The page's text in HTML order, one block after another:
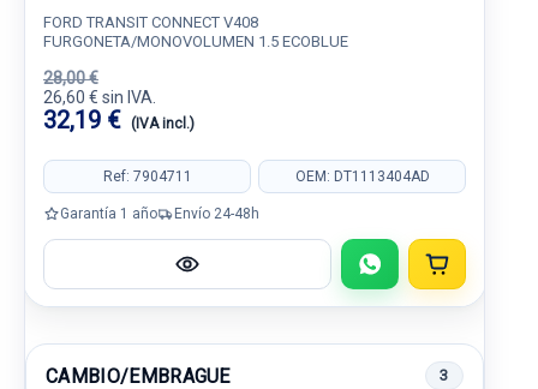
FORD TRANSIT CONNECT V408
FURGONETA/MONOVOLUMEN 1.5 ECOBLUE
28,00 €
26,60 € sin IVA.
32,19 € (IVA incl.)
Ref: 7904711 OEM: DT1113404AD
Garantía 1 año Envío 24-48h
CAMBIO/EMBRAGUE 3